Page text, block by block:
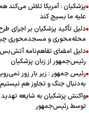
پزشکیان : آمریکا تلاش می‌کند
علیه ما بسیج کند
دلیل تأکید پزشکیان بر اجرای
محله‌محوری و مسجدمحوری
دلیل امضای تفاهم‌نامه
رئیس‌جمهور از زبان پزشکیان
رئیس جمهور : زیر بار زور
به‌دنبال جنگ و تجاوز هم نیستیم
واکنش پزشکیان به شایعه تهدید
توسط رئیس‌جمهور